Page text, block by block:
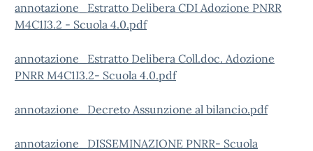
annotazione_Estratto Delibera CDI Adozione PNRR
M4C1I3.2 - Scuola 4.0.pdf
annotazione_Estratto Delibera Coll.doc. Adozione
PNRR M4C1I3.2- Scuola 4.0.pdf
annotazione_Decreto Assunzione al bilancio.pdf
annotazione_DISSEMINAZIONE PNRR- Scuola